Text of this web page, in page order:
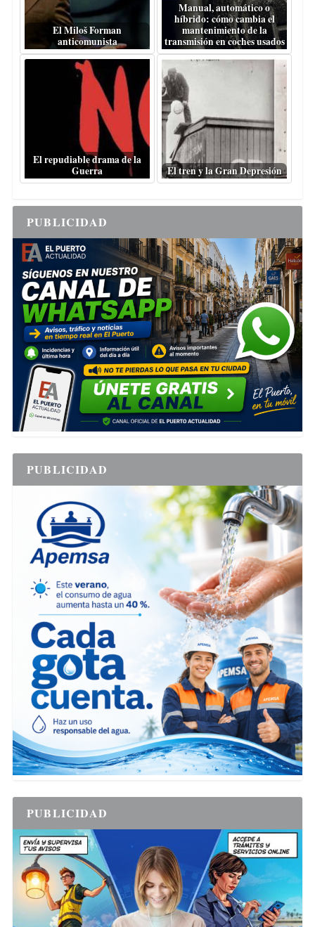
El Miloš Forman
anticomunista
Manual, automático o
híbrido: cómo cambia el
mantenimiento de la
transmisión en coches usados
El repudiable drama de la
Guerra
El tren y la Gran Depresión
PUBLICIDAD
PUBLICIDAD
PUBLICIDAD